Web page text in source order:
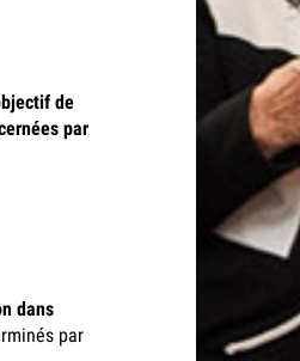
de
par
dans
par